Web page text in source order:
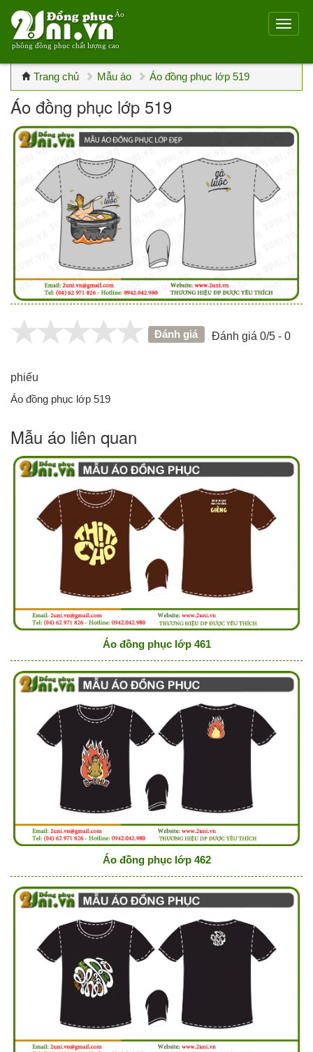
Áo
phông đồng phục chất lượng cao
Trang chủ Mẫu áo Áo đồng phục lớp 519
Áo đồng phục lớp 519
Đánh giá Đánh giá 0/5 - 0
phiếu
Áo đồng phục lớp 519
Mẫu áo liên quan
Áo đồng phục lớp 461
Áo đồng phục lớp 462